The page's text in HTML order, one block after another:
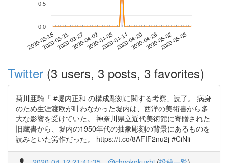
2020-03-152020-03-212020-03-272020-04-022020-04-082020-04-142020-04-202020-04-262020-05-022020-05-08
0.0
0.5
Twitter (3 users, 3 posts, 3 favorites)
菊川亜騎「 #堀内正和 の構成彫刻に関する考察」読了。 病身
のため生涯渡欧が叶わなかった堀内は、西洋の美術書から多
大な影響を受けていた。 神奈川県立近代美術館に寄贈された
旧蔵書から、堀内の1950年代の抽象彫刻の背景にあるものを
読みといた労作だった。 https://t.co/8AFIF2nu2j #CiNii